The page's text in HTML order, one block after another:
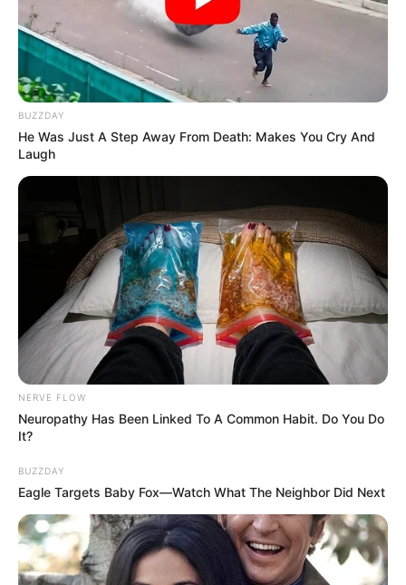
BUZZDAY
He Was Just A Step Away From Death: Makes You Cry And
Laugh
NERVE FLOW
Neuropathy Has Been Linked To A Common Habit. Do You Do
It?
BUZZDAY
Eagle Targets Baby Fox—Watch What The Neighbor Did Next